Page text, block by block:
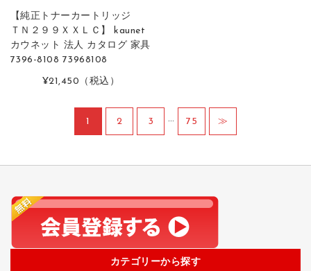
【純正トナーカートリッジ
ＴＮ２９９ＸＸＬＣ】 kaunet
カウネット 法人 カタログ 家具
7396-8108 73968108
¥21,450 （税込）
1 2 3 … 75 ≫
カテゴリーから探す